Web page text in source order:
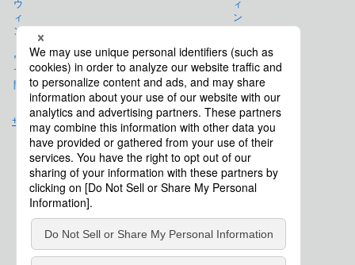
免責事項
サイトマップ
会社概要